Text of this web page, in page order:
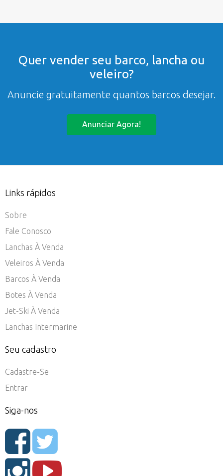
Quer vender seu barco, lancha ou
veleiro?
Anuncie gratuitamente quantos barcos desejar.
Anunciar Agora!
Links rápidos
Sobre
Fale Conosco
Lanchas À Venda
Veleiros À Venda
Barcos À Venda
Botes À Venda
Jet-Ski À Venda
Lanchas Intermarine
Seu cadastro
Cadastre-Se
Entrar
Siga-nos